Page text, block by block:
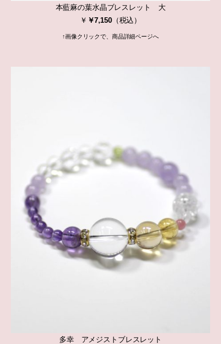
本藍麻の葉水晶ブレスレット 大
￥ ￥7,150（税込）
↑画像クリックで、商品詳細ページへ
多幸 アメジストブレスレット